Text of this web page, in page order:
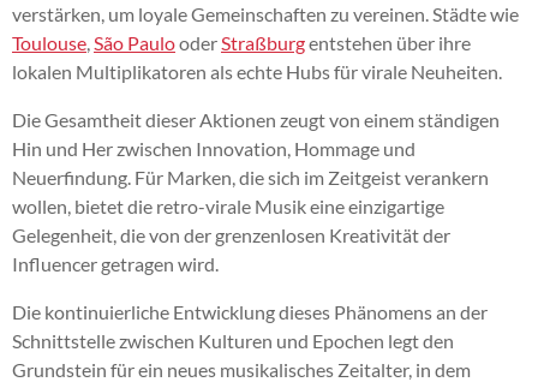
verstärken, um loyale Gemeinschaften zu vereinen. Städte wie
Toulouse São Paulooder Straßburgentstehen über ihre
lokalen Multiplikatoren als echte Hubs für virale Neuheiten.
Die Gesamtheit dieser Aktionen zeugt von einem ständigen
Hin und Her zwischen Innovation, Hommage und
Neuerfindung. Für Marken, die sich im Zeitgeist verankern
wollen, bietet die retro-virale Musik eine einzigartige
Gelegenheit, die von der grenzenlosen Kreativität der
Influencer getragen wird.
Die kontinuierliche Entwicklung dieses Phänomens an der
Schnittstelle zwischen Kulturen und Epochen legt den
Grundstein für ein neues musikalisches Zeitalter, in dem